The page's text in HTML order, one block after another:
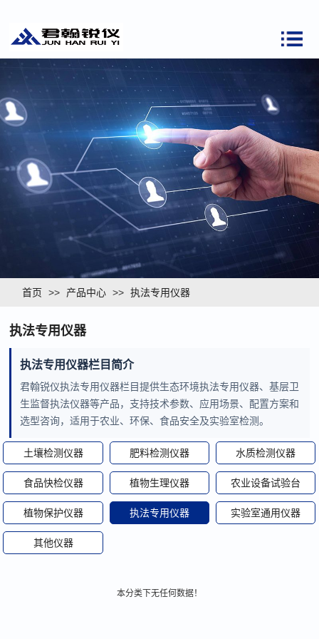
首页 >> 产品中心 >> 执法专用仪器
执法专用仪器
执法专用仪器栏目简介
君翰锐仪执法专用仪器栏目提供生态环境执法专用仪器、基层卫
生监督执法仪器等产品，支持技术参数、应用场景、配置方案和
选型咨询，适用于农业、环保、食品安全及实验室检测。
土壤检测仪器 肥料检测仪器 水质检测仪器
食品快检仪器 植物生理仪器 农业设备试验台
植物保护仪器 执法专用仪器 实验室通用仪器
其他仪器
本分类下无任何数据！